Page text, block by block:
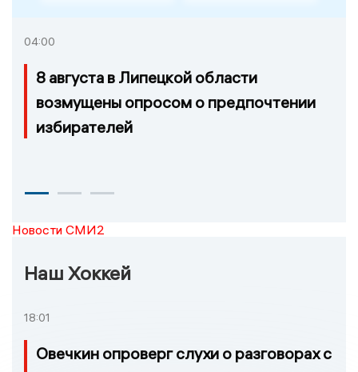
04:00
8 августа в Липецкой области
возмущены опросом о предпочтении
избирателей
Новости СМИ2
Наш Хоккей
18:01
Овечкин опроверг слухи о разговорах с